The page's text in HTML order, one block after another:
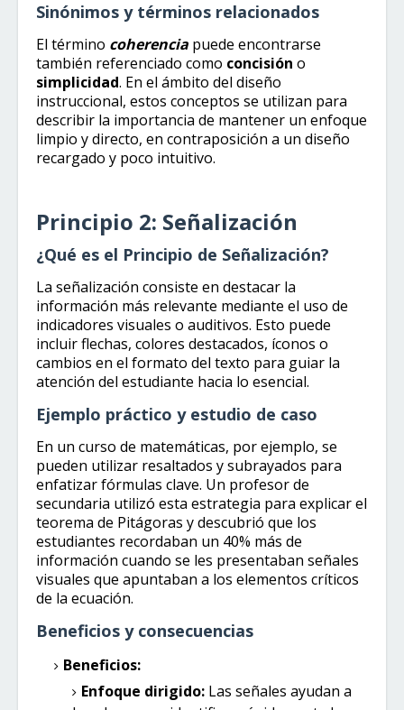
Sinónimos y términos relacionados
El término coherencia puede encontrarse
también referenciado como concisión o
simplicidad. En el ámbito del diseño
instruccional, estos conceptos se utilizan para
describir la importancia de mantener un enfoque
limpio y directo, en contraposición a un diseño
recargado y poco intuitivo.
Principio 2: Señalización
¿Qué es el Principio de Señalización?
La señalización consiste en destacar la
información más relevante mediante el uso de
indicadores visuales o auditivos. Esto puede
incluir flechas, colores destacados, íconos o
cambios en el formato del texto para guiar la
atención del estudiante hacia lo esencial.
Ejemplo práctico y estudio de caso
En un curso de matemáticas, por ejemplo, se
pueden utilizar resaltados y subrayados para
enfatizar fórmulas clave. Un profesor de
secundaria utilizó esta estrategia para explicar el
teorema de Pitágoras y descubrió que los
estudiantes recordaban un 40% más de
información cuando se les presentaban señales
visuales que apuntaban a los elementos críticos
de la ecuación.
Beneficios y consecuencias
Beneficios:
Enfoque dirigido: Las señales ayudan a